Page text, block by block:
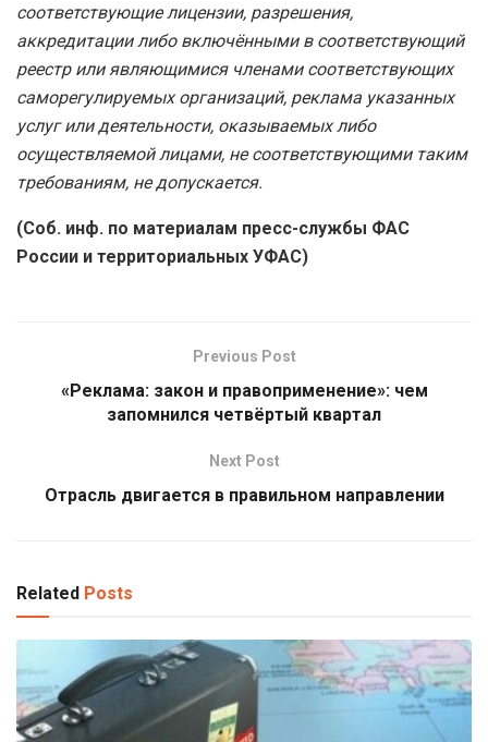
соответствующие лицензии, разрешения,
аккредитации либо включёнными в соответствующий
реестр или являющимися членами соответствующих
саморегулируемых организаций, реклама указанных
услуг или деятельности, оказываемых либо
осуществляемой лицами, не соответствующими таким
требованиям, не допускается.
(Соб. инф. по материалам пресс-службы ФАС
России и территориальных УФАС)
Previous Post
«Реклама: закон и правоприменение»: чем
запомнился четвёртый квартал
Next Post
Отрасль двигается в правильном направлении
Related Posts